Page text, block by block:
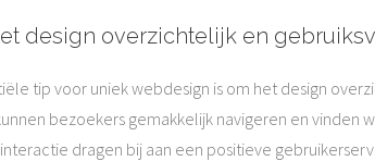
design overzichtelijk en
tip voor uniek webdesign is om het design
bezoekers gemakkelijk navigeren en vinden
dragen bij aan een positieve